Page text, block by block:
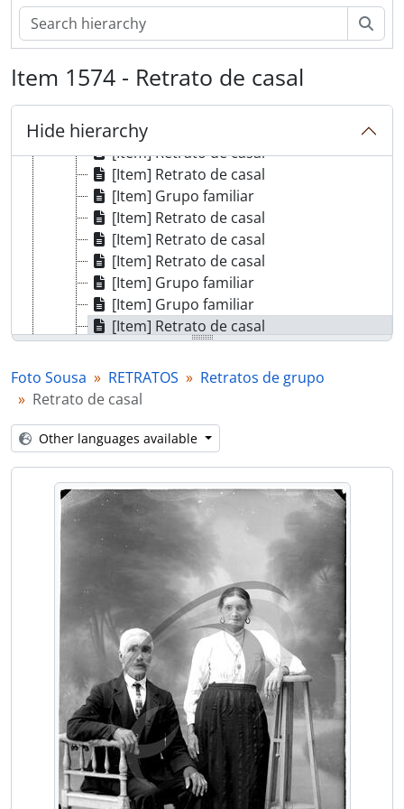
Item 1574 - Retrato de casal
Hide hierarchy
[Item] Retrato de crianças
[Item] Grupo familiar
[Item] Grupo familiar
[Item] Retrato de mulheres
[Item] Retrato de crianças
[Item] Retrato de crianças
[Item] Retrato de casal
[Item] Retrato de casal
[Item] Grupo familiar
[Item] Retrato de casal
[Item] Retrato de casal
[Item] Retrato de casal
[Item] Grupo familiar
[Item] Grupo familiar
[Item] Retrato de casal
[Item] Retrato de crianças
[Item] Retrato de crianças
[Item] Retrato de grupo juntamente com o Comendador Luiz Bernardo de Almeida
[Item] Retrato de mulheres com vestuário regional
[Item] Retrato de grupo juntamente com o Comendador Luiz Bernardo de Almeida
[Item] Retrato de crianças com vestuário de fantasia
[Item] Comendador Luiz Bernardo de Almeida e sua mãe na Quinta Progresso
[Item] Retrato de casal
[Item] Grupo familiar
[Item] Retrato de grupo
[Item] Retrato de casal
[Item] Grupo familiar
[Item] Grupo familiar
[Item] Grupo familiar
[Item] Retrato de mulheres
[Item] Grupo familiar
[Item] Grupo familiar
[Item] Retrato de casal
[Item] Retrato de crianças
[Item] Grupo familiar
[Item] Retrato de casal
Foto Sousa RETRATOS
Retratos de grupo
Retrato de casal
Other languages available